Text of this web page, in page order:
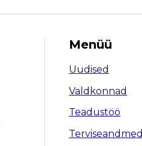
Menüü
Uudised
Valdkonnad
Teadustöö
Terviseandmed